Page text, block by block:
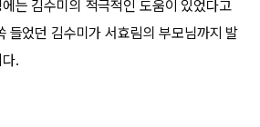
는 김수미의 적극적인 도움이 있었다고
들었던 김수미가 서효림의 부모님까지 발
.